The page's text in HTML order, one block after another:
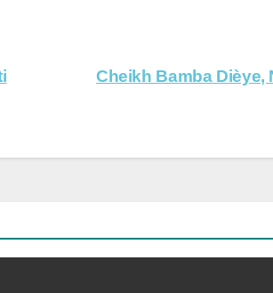
Cheikh Bamba Dièye,